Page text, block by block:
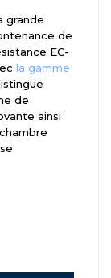
grande
de
EC-
la gamme
de
ainsi